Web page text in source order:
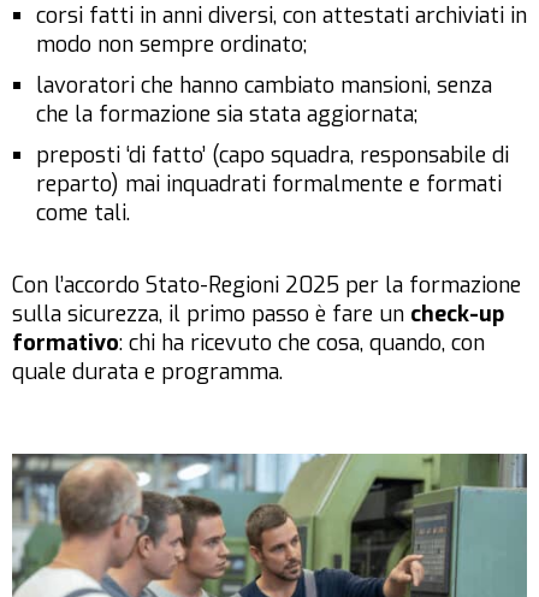
corsi fatti in anni diversi, con attestati archiviati in
modo non sempre ordinato;
lavoratori che hanno cambiato mansioni, senza
che la formazione sia stata aggiornata;
preposti ‘di fatto’ (capo squadra, responsabile di
reparto) mai inquadrati formalmente e formati
come tali.
Con l’accordo Stato-Regioni 2025 per la formazione
sulla sicurezza, il primo passo è fare un check-up
formativo: chi ha ricevuto che cosa, quando, con
quale durata e programma.